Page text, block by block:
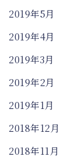
2019年5月
2019年4月
2019年3月
2019年2月
2019年1月
2018年12月
2018年11月